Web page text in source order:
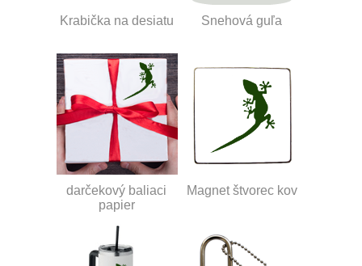
Krabička na desiatu Snehová guľa
darčekový baliaci
papier
Magnet štvorec kov